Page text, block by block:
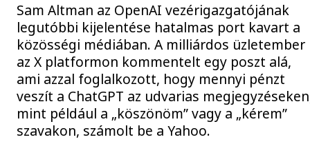
Sam Altman az OpenAI vezérigazgatójának
legutóbbi kijelentése hatalmas port kavart a
közösségi médiában. A milliárdos üzletember
az X platformon kommentelt egy poszt alá,
ami azzal foglalkozott, hogy mennyi pénzt
veszít a ChatGPT az udvarias
mint például a „köszönöm” vagy a „kérem”
szavakon, számolt be a Yahoo.